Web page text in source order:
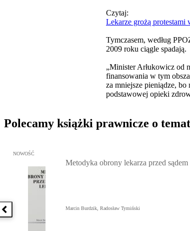
Czytaj:
Lekarze grożą
Tymczasem, według
2009 roku ciągle spadają.
„Minister Arłukowicz od
finansowania w tym
za mniejsze pieniądze,
podstawowej opieki
Polecamy książki prawnicze o
Poprzednia książka
Przejdź do: Metodyka obrony lekarza przed sądem
NOWOŚĆ
Metodyka obrony lekarza przed
Marcin Burdzik, Radosław Tymiński